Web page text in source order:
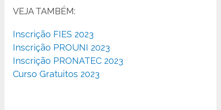
VEJA TAMBÉM:
Inscrição FIES 2023
Inscrição PROUNI 2023
Inscrição PRONATEC 2023
Curso Gratuitos 2023